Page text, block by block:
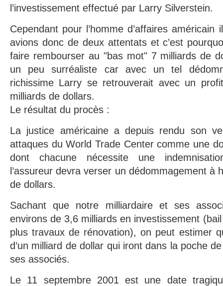
l’investissement effectué par Larry Silverstein.
Cependant pour l’homme d’affaires
avions donc de deux attentats et c’est
faire rembourser au "bas mot" 7 milliards de
un peu surréaliste car avec un tel
richissime Larry se retrouverait avec un
milliards de dollars.
Le résultat du procès :
La justice américaine a depuis rendu son
attaques du World Trade Center comme une
dont chacune nécessite une
l’assureur devra verser un dédommagement à
de dollars.
Sachant que notre milliardaire et ses
environs de 3,6 milliards en investissement
plus travaux de rénovation), on peut estimer
d’un milliard de dollar qui iront dans la poche
ses associés.
Le 11 septembre 2001 est une date